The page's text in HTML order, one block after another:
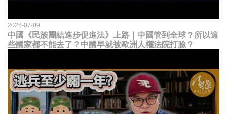
2026-07-09
中國《民族團結進步促進法》上路｜中國管到全球？所以這
些國家都不能去了？中國早就被歐洲人權法院打臉？